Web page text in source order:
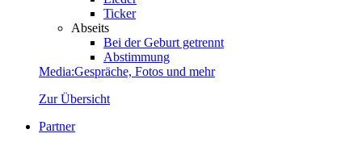
Ticker
Abseits
Bei der Geburt getrennt
Abstimmung
Media:Gespräche, Fotos und mehr
Zur Übersicht
Partner